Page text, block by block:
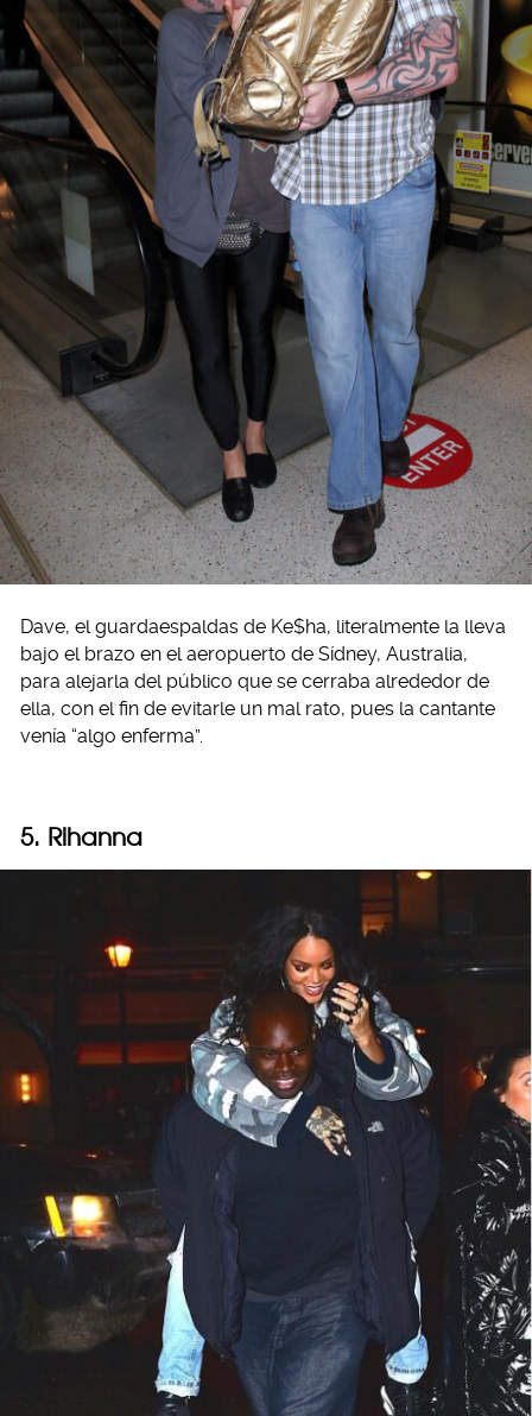
Dave, el guardaespaldas de Ke$ha, literalmente la lleva
bajo el brazo en el aeropuerto de Sídney, Australia,
para alejarla del público que se cerraba alrededor de
ella, con el fin de evitarle un mal rato, pues la cantante
venía “algo enferma”.
5. Rihanna